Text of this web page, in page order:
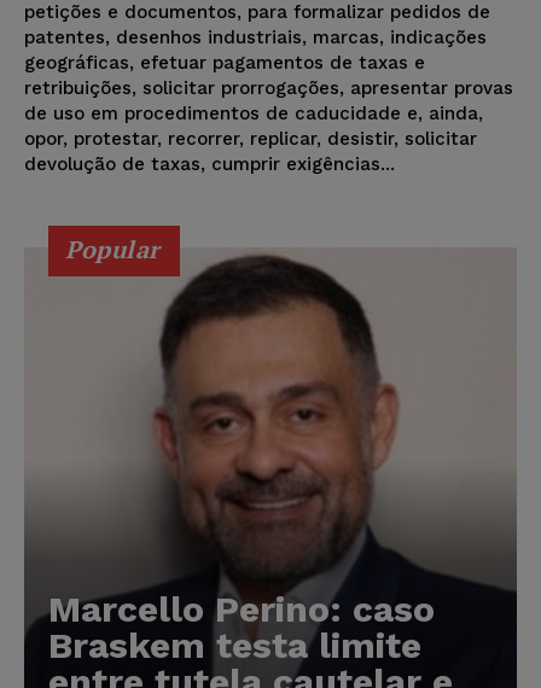
petições e documentos, para formalizar pedidos de
patentes, desenhos industriais, marcas, indicações
geográficas, efetuar pagamentos de taxas e
retribuições, solicitar prorrogações, apresentar provas
de uso em procedimentos de caducidade e, ainda,
opor, protestar, recorrer, replicar, desistir, solicitar
devolução de taxas, cumprir exigências...
Popular
Marcello Perino: caso
Braskem testa limite